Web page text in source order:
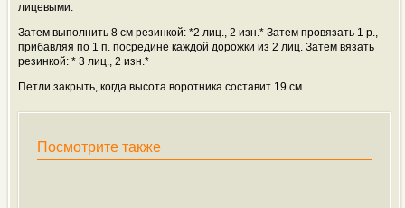
лицевыми.
Затем выполнить 8 см резинкой: *2 лиц., 2 изн.* Затем провязать 1 р.,
прибавляя по 1 п. посредине каждой дорожки из 2 лиц. Затем вязать
резинкой: * 3 лиц., 2 изн.*
Петли закрыть, когда высота воротника составит 19 см.
Посмотрите также